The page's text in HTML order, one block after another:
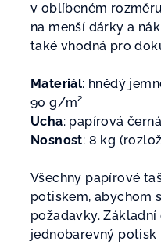
z
hvězdiček.
v oblíbeném
na menší dárky a
také vhodná pro
Materiál: hnědý
90g/m²
Ucha: papírová
Nosnost: 8 kg
Všechny papírové
potiskem, abychom
požadavky. Základní
jednobarevný potisk